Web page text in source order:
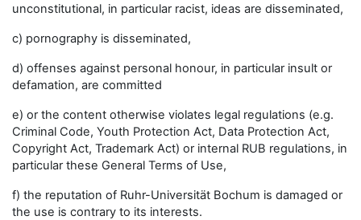
unconstitutional, in particular racist, ideas are disseminated,
c) pornography is disseminated,
d) offenses against personal honour, in particular insult or
defamation, are committed
e) or the content otherwise violates legal regulations (e.g.
Criminal Code, Youth Protection Act, Data Protection Act,
Copyright Act, Trademark Act) or internal RUB regulations, in
particular these General Terms of Use,
f) the reputation of Ruhr-Universität Bochum is damaged or
the use is contrary to its interests.